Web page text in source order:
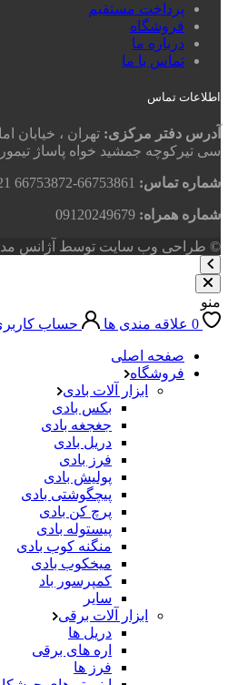
پرداخت مستقیم
فروشگاه
درباره ما
تماس با ما
اطلاعات تماس
آدرس دفتر مرکزی: تهران ، خیابان
سی تیرکوچه جمشید خواه پاساژ
شماره تماس:
شماره همراه:
© طراحی وب سایت توسط آژانس
منو
0 علاقه مندی ها حساب
صفحه اصلی
فروشگاه
ابزار آلات بادی
بکس بادی
جغجغه بادی
دریل بادی
فرز بادی
پولیش بادی
پیچگوشتی بادی
پرچ کن بادی
پیستوله بادی
منگنه کوب بادی
میخکوب بادی
کمپرسور باد
سایر
ابزار آلات برقی
دریل ها
اره های برقی
فرز ها